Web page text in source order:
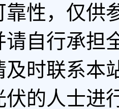
靠性，仅供
请自行承担
及时联系本
伏的人士进